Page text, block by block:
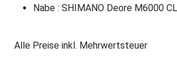
Nabe : SHIMANO Deore M6000
Alle Preise inkl. Mehrwertsteuer